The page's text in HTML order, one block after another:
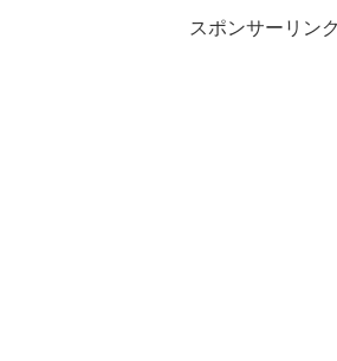
スポンサーリンク